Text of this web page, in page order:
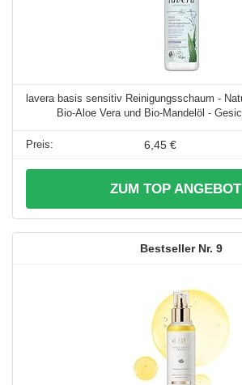
lavera basis sensitiv Reinigungsschaum -
Bio-Aloe Vera und Bio-Mandelöl -
6,45 €
ZUM TOP
9